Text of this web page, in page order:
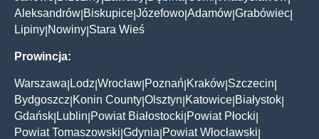
Aleksandrów Biskupice Józefowo Adamów Grabówiec
Lipiny Nowiny Stara Wieś
Prowincja:
Warszawa Lodz Wrocław Poznań Kraków Szczecin
Bydgoszcz Konin County Olsztyn Katowice Białystok
Gdańsk Lublin Powiat Białostocki Powiat Płocki
Powiat Tomaszowski Gdynia Powiat Włocławski